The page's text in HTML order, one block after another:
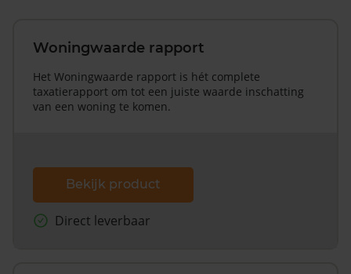
Woningwaarde rapport
Het Woningwaarde rapport is hét complete
taxatierapport om tot een juiste waarde inschatting
van een woning te komen.
Bekijk product
Direct leverbaar